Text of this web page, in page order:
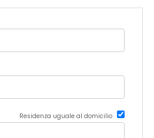
Residenza uguale al domicilio